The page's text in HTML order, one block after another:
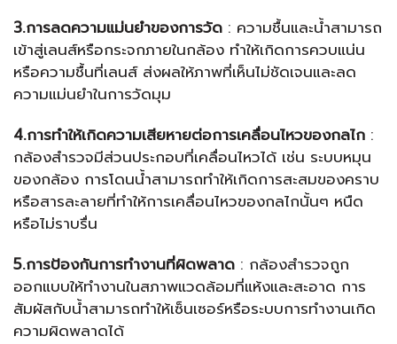
3.การลดความแม่นยำของการวัด : ความชื้นและน้ำสามารถ
เข้าสู่เลนส์หรือกระจกภายในกล้อง ทำให้เกิดการควบแน่น
หรือความชื้นที่เลนส์ ส่งผลให้ภาพที่เห็นไม่ชัดเจนและลด
ความแม่นยำในการวัดมุม
4.การทำให้เกิดความเสียหายต่อการเคลื่อนไหวของกลไก :
กล้องสำรวจมีส่วนประกอบที่เคลื่อนไหวได้ เช่น ระบบหมุน
ของกล้อง การโดนน้ำสามารถทำให้เกิดการสะสมของคราบ
หรือสารละลายที่ทำให้การเคลื่อนไหวของกลไกนั้นๆ หนืด
หรือไม่ราบรื่น
5.การป้องกันการทำงานที่ผิดพลาด : กล้องสำรวจถูก
ออกแบบให้ทำงานในสภาพแวดล้อมที่แห้งและสะอาด การ
สัมผัสกับน้ำสามารถทำให้เซ็นเซอร์หรือระบบการทำงานเกิด
ความผิดพลาดได้